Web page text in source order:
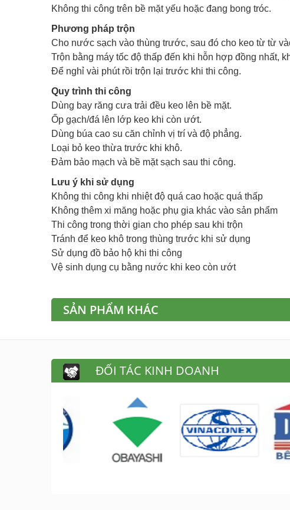
Không thi công trên bề mặt yếu hoặc đang bong tróc.
Phương pháp trộn
Cho nước sạch vào thùng trước, sau đó cho keo từ từ
Trộn bằng máy tốc độ thấp đến khi hỗn hợp đồng nhất,
Để nghỉ vài phút rồi trộn lại trước khi thi công.
Quy trình thi công
Dùng bay răng cưa trải đều keo lên bề mặt.
Ốp gạch/đá lên lớp keo khi còn ướt.
Dùng búa cao su căn chỉnh vị trí và độ phẳng.
Loại bỏ keo thừa trước khi khô.
Đảm bảo mạch và bề mặt sạch sau thi công.
Lưu ý khi sử dụng
Không thi công khi nhiệt độ quá cao hoặc quá thấp
Không thêm xi măng hoặc phụ gia khác vào sản phẩm
Thi công trong thời gian cho phép sau khi trộn
Tránh để keo khô trong thùng trước khi sử dụng
Sử dụng đồ bảo hộ khi thi công
Vệ sinh dụng cụ bằng nước khi keo còn ướt
SẢN PHẨM KHÁC
ĐỐI TÁC KINH DOANH